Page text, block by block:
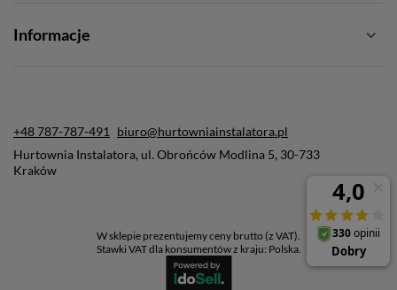
Informacje
+48 787-787-491
biuro@hurtowniainstalatora.pl
Hurtownia Instalatora, ul. Obrońców Modlina 5, 30-733
Kraków
W sklepie prezentujemy ceny brutto (z VAT).
Stawki VAT dla konsumentów z kraju: Polska.